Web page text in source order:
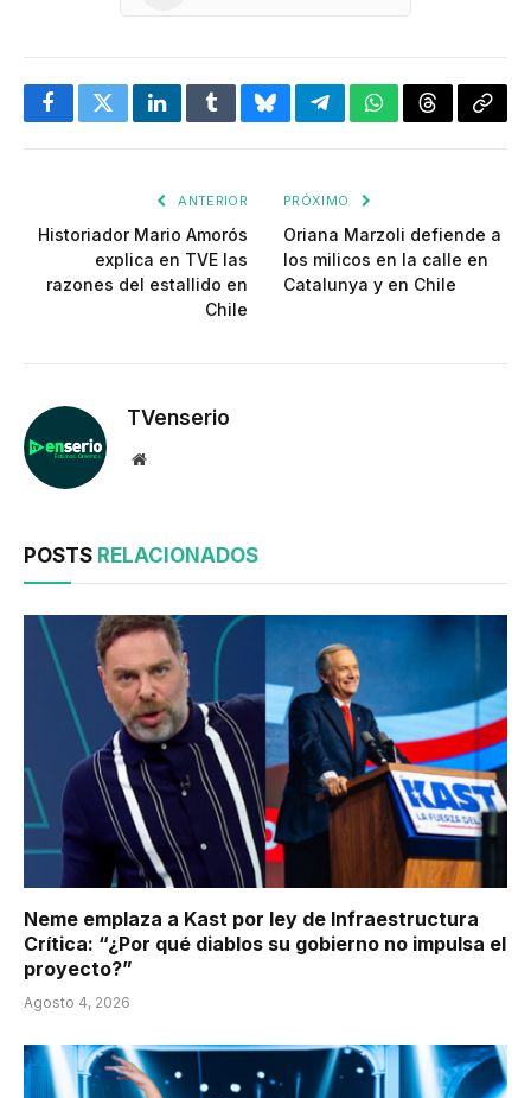
FacebookTwitterLinkedInTumblrBlueskyTelegramWhatsApp
Threads
ANTERIOR
Historiador Mario Amorós
explica en TVE las
razones del estallido en
Chile
PRÓXIMO
Oriana Marzoli defiende a
los milicos en la calle en
Catalunya y en Chile
TVenserio
Website
POSTS RELACIONADOS
Neme emplaza a Kast por ley de Infraestructura
Crítica: “¿Por qué diablos su gobierno no impulsa el
proyecto?”
Agosto 4, 2026